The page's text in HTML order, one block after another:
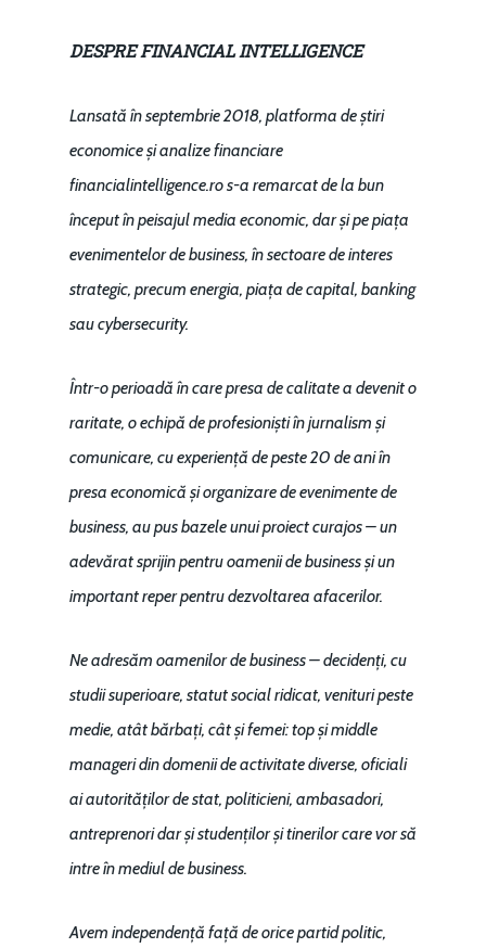
DESPRE FINANCIAL INTELLIGENCE
Lansată în septembrie 2018, platforma de știri
economice și analize financiare
financialintelligence.ro s-a remarcat de la bun
început în peisajul media economic, dar și pe piața
evenimentelor de business, în sectoare de interes
strategic, precum energia, piața de capital, banking
sau cybersecurity.
Într-o perioadă în care presa de calitate a devenit o
raritate, o echipă de profesioniști în jurnalism și
comunicare, cu experiență de peste 20 de ani în
presa economică și organizare de evenimente de
business, au pus bazele unui proiect curajos – un
adevărat sprijin pentru oamenii de business și un
important reper pentru dezvoltarea afacerilor.
Ne adresăm oamenilor de business – decidenți, cu
studii superioare, statut social ridicat, venituri peste
medie, atât bărbați, cât și femei: top și middle
manageri din domenii de activitate diverse, oficiali
ai autorităților de stat, politicieni, ambasadori,
antreprenori dar și studenților și tinerilor care vor să
intre în mediul de business.
Avem independență față de orice partid politic,